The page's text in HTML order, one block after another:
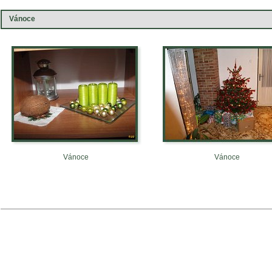
Vánoce
Vánoce Vánoce